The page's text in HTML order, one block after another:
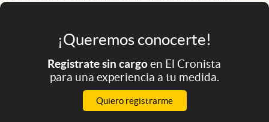
¡Queremos conocerte!
Registrate sin cargoen El Cronista
para una experiencia a tu medida.
Quiero registrarme